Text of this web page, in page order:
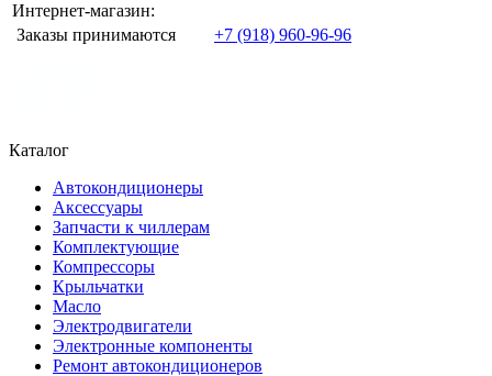
Интернет-магазин:
Заказы принимаются
+7 (918) 960-96-96
Каталог
Автокондиционеры
Аксессуары
Запчасти к чиллерам
Комплектующие
Компрессоры
Крыльчатки
Масло
Электродвигатели
Электронные компоненты
Ремонт автокондиционеров